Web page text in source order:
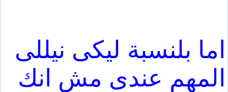
اما بلنسبة ليكى نيللى
المهم عندى مش انك